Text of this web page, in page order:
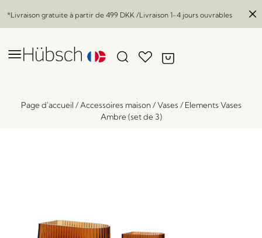
*Livraison gratuite à partir de 499 DKK /Livraison 1-4 jours ouvrables
Page d'accueil / Accessoires maison/Vases / Elements Vases
Ambre (set de 3)